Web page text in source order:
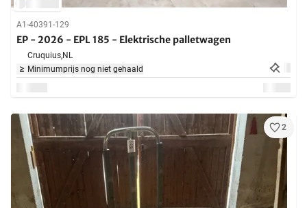
A1-40391-129
EP - 2026 - EPL 185 - Elektrische palletwagen
Cruquius,NL
Minimumprijs nog niet gehaald
2